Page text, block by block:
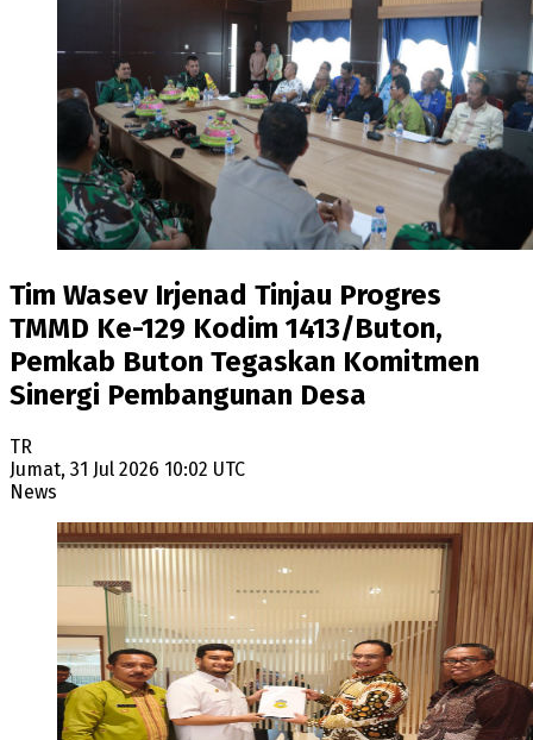
Tim Wasev Irjenad Tinjau Progres
TMMD Ke-129 Kodim 1413/Buton,
Pemkab Buton Tegaskan Komitmen
Sinergi Pembangunan Desa
TR
Jumat, 31 Jul 2026 10:02 UTC
News